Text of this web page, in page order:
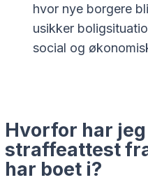
hvor nye borgere
usikker
social og
Hvorfor har
straffeattest
har boet i?